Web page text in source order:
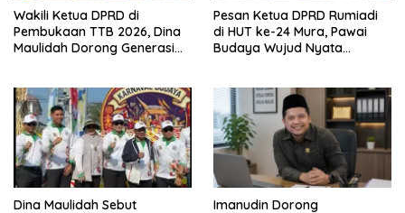
Wakili Ketua DPRD di
Pembukaan TTB 2026, Dina
Maulidah Dorong Generasi
Pesan Ketua DPRD Rumiadi
di HUT ke-24 Mura, Pawai
Budaya Wujud Nyata
Dina Maulidah Sebut Imanudin Dorong